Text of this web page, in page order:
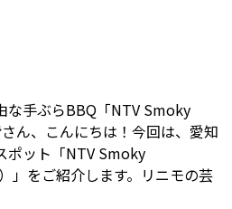
な手ぶらBBQ「NTV Smoky
ん、こんにちは！今回は、愛知
ポット「NTV Smoky
」をご紹介します。リニモの芸